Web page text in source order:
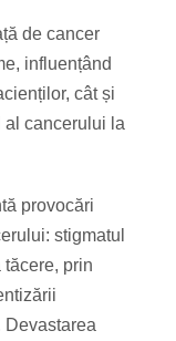
de cancer
influențând
cât și
al cancerului la
provocări
stigmatul
prin
Devastarea